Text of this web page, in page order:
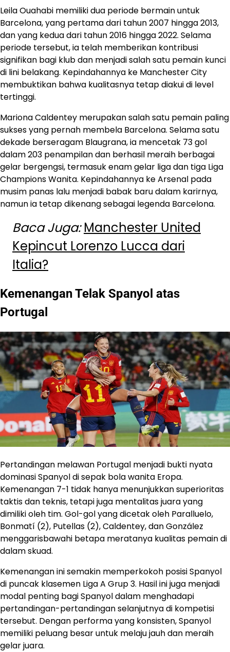
Leila Ouahabi memiliki dua periode bermain untuk
Barcelona, yang pertama dari tahun 2007 hingga 2013,
dan yang kedua dari tahun 2016 hingga 2022. Selama
periode tersebut, ia telah memberikan kontribusi
signifikan bagi klub dan menjadi salah satu pemain kunci
di lini belakang. Kepindahannya ke Manchester City
membuktikan bahwa kualitasnya tetap diakui di level
tertinggi.
Mariona Caldentey merupakan salah satu pemain paling
sukses yang pernah membela Barcelona. Selama satu
dekade berseragam Blaugrana, ia mencetak 73 gol
dalam 203 penampilan dan berhasil meraih berbagai
gelar bergengsi, termasuk enam gelar liga dan tiga Liga
Champions Wanita. Kepindahannya ke Arsenal pada
musim panas lalu menjadi babak baru dalam karirnya,
namun ia tetap dikenang sebagai legenda Barcelona.
Baca Juga:Manchester United
Kepincut Lorenzo Lucca dari
Italia?
Kemenangan Telak Spanyol atas
Portugal
Pertandingan melawan Portugal menjadi bukti nyata
dominasi Spanyol di sepak bola wanita Eropa.
Kemenangan 7-1 tidak hanya menunjukkan superioritas
taktis dan teknis, tetapi juga mentalitas juara yang
dimiliki oleh tim. Gol-gol yang dicetak oleh Paralluelo,
Bonmatí (2), Putellas (2), Caldentey, dan González
menggarisbawahi betapa meratanya kualitas pemain di
dalam skuad.
Kemenangan ini semakin memperkokoh posisi Spanyol
di puncak klasemen Liga A Grup 3. Hasil ini juga menjadi
modal penting bagi Spanyol dalam menghadapi
pertandingan-pertandingan selanjutnya di kompetisi
tersebut. Dengan performa yang konsisten, Spanyol
memiliki peluang besar untuk melaju jauh dan meraih
gelar juara.